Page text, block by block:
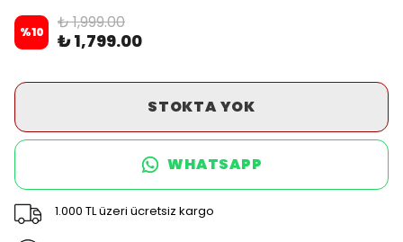
%10 ₺ 1,999.00
₺ 1,799.00
STOKTA YOK
WHATSAPP
1.000 TL üzeri ücretsiz kargo